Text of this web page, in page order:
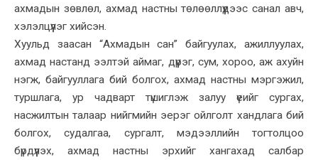
ахмадын зөвлөл, ахмад настны төлөөллүүдээс санал авч,
хэлэлцүүлэг хийсэн.
Хуульд заасан “Ахмадын сан” байгуулах, ажиллуулах,
ахмад настанд ээлтэй аймаг, дүүрэг, сум, хороо, аж ахуйн
нэгж, байгууллага бий болгох, ахмад настны мэргэжил,
туршлага, ур чадварт түшиглэж залуу үеийг сургах,
насжилтын талаар нийгмийн эерэг ойлголт хандлага бий
болгох, судалгаа, сургалт, мэдээллийн тогтолцоо
бүрдүүлэх, ахмад настны эрхийг хангахад салбар